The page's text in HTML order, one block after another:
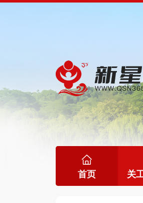
首页 关